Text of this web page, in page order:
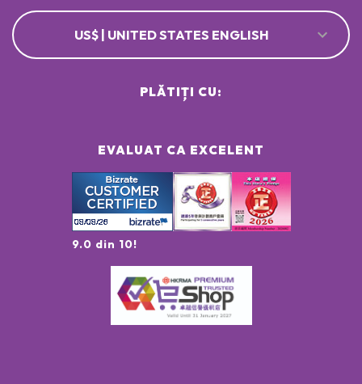
US$ | UNITED STATES ENGLISH
EVALUAT CA EXCELENT
9.0 din 10!
PLĂTIȚI CU: